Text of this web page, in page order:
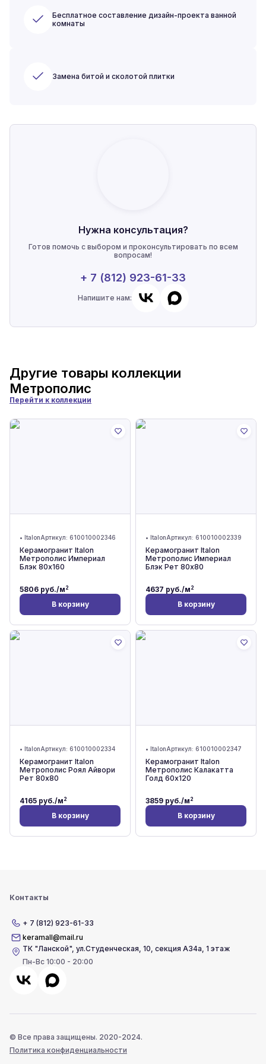
Бесплатное составление дизайн-проекта ванной
комнаты
Замена битой и сколотой плитки
Нужна консультация?
Готов помочь с выбором и проконсультировать по всем
вопросам!
+ 7 (812) 923-61-33
Напишите нам:
Другие товары коллекции
Метрополис
Перейти к коллекции
• ItalonАртикул: 610010002346
Керамогранит Italon
Метрополис Империал
Блэк 80x160
5806 руб./м2
В корзину
• ItalonАртикул: 610010002339
Керамогранит Italon
Метрополис Империал
Блэк Рет 80x80
4637 руб./м2
В корзину
• ItalonАртикул: 610010002334
Керамогранит Italon
Метрополис Роял Айвори
Рет 80x80
4165 руб./м2
В корзину
• ItalonАртикул: 610010002347
Керамогранит Italon
Метрополис Калакатта
Голд 60x120
3859 руб./м2
В корзину
Контакты
+ 7 (812) 923-61-33
keramall@mail.ru
ТК "Ланской",ул.Студенческая, 10, секция А34а, 1 этаж
Пн-Вс 10:00 - 20:00
© Все права защищены. 2020-2024.
Политика конфиденциальности